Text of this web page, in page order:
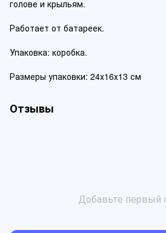
голове и крыльям.
Работает от батареек.
Упаковка: коробка.
Размеры упаковки: 24х16х13 см
Отзывы
Добавьте первый